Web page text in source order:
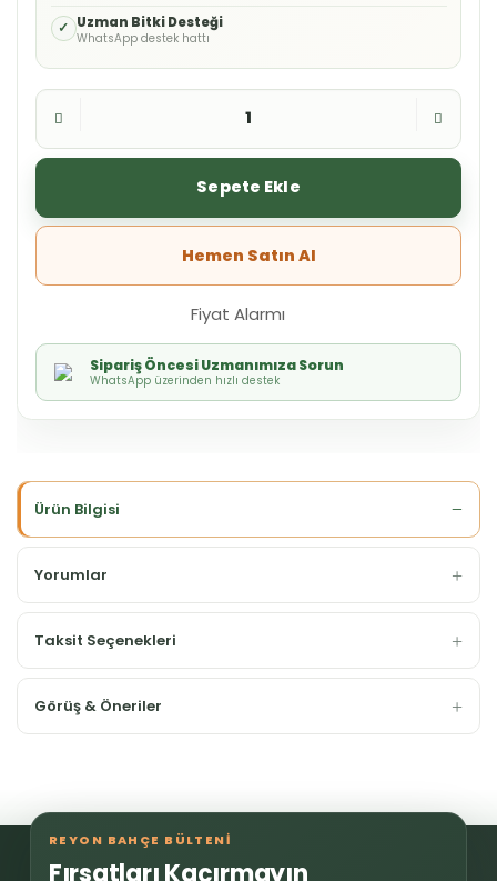
✓ Uzman Bitki Desteği
WhatsApp destek hattı
Sepete Ekle
Hemen Satın Al
Fiyat Alarmı
Sipariş Öncesi Uzmanımıza Sorun
WhatsApp üzerinden hızlı destek
Ürün Bilgisi
Yorumlar
Taksit Seçenekleri
Görüş & Öneriler
REYON BAHÇE BÜLTENİ
Fırsatları Kaçırmayın